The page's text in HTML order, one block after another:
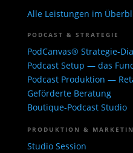
Alle Leistungen im
PODCAST & STRATEGIE
PodCanvas® Strategie-
Podcast Setup — das
Podcast Produktion —
Geförderte Beratung
Boutique-Podcast Studio
PRODUKTION &
Studio Session